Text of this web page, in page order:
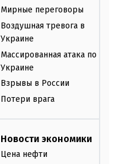
Мирные переговоры
Воздушная тревога в
Украине
Массированная атака по
Украине
Взрывы в России
Потери врага
Новости экономики
Цена нефти